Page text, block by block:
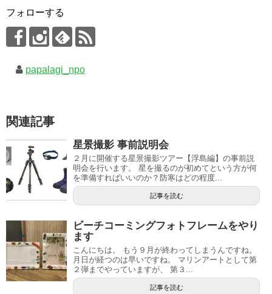
フォローする
papalagi_npo
関連記事
星景撮影 事前説明会
２月に開催する星景撮影ツアー【浮島編】の事前説
明会を行います。 星を撮るのが初めてという方が何
を準備すればいいのか？防寒はどの程度...
記事を読む
ビーチコーミングフォトフレームをやり
ます
こんにちは。 もう９月が終わってしまうんですね。
月日が経つのは早いですね。 マリンアートとして第
２弾までやっていますが、 第３...
記事を読む